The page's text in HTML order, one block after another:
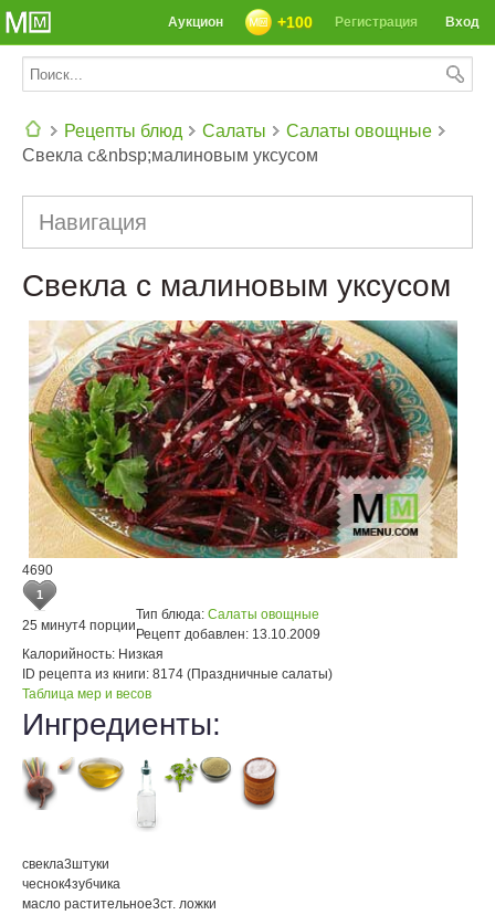
Вход
Регистрация
+100
Аукцион
Рецепты блюд Салаты
Салаты овощные
Свекла с&nbsp;малиновым уксусом
Навигация
Свекла с малиновым уксусом
4690
1
25 минут4 порции
Тип блюда: Салаты овощные
Рецепт добавлен: 13.10.2009
Калорийность: Низкая
ID рецепта из книги: 8174 (Праздничные салаты)
Таблица мер и весов
Ингредиенты:
свекла3штуки
чеснок4зубчика
масло растительное3ст. ложки